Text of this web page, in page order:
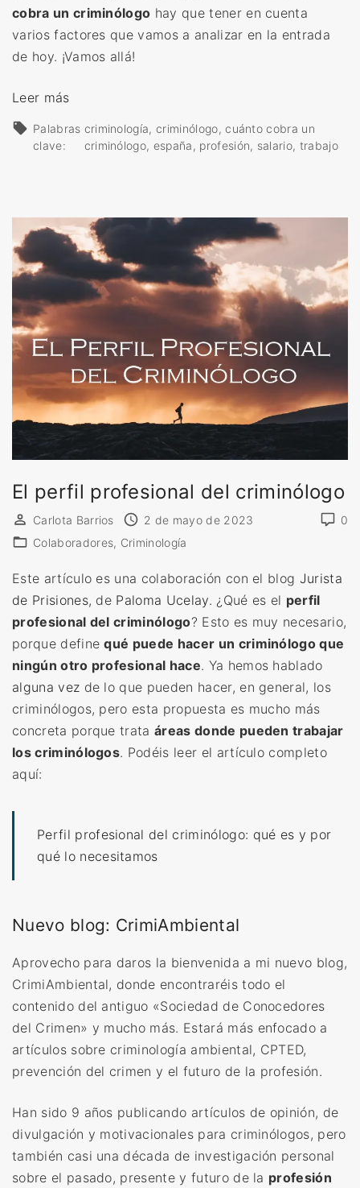
»
cobra un criminólogo hay que tener en cuenta
varios factores que vamos a analizar en la entrada
de hoy. ¡Vamos allá!
Leer más«
o
c
a
u
n
c
r
i
o
g
o
»
Palabras
clave:
criminología criminólogo cuánto cobra un
criminólogo españa profesión salario trabajo
El perfil profesional del criminólogo
0
Carlota Barrios
2 de mayo de 2023
Colaboradores Criminología
Este artículo es una colaboración con el blog Jurista
de Prisiones, de Paloma Ucelay. ¿Qué es el perfil
profesional del criminólogo? Esto es muy necesario,
porque definequé puede hacer un criminólogo que
ningún otro profesional hace. Ya hemos hablado
alguna vez de lo que pueden hacer, en general, los
criminólogos, pero esta propuesta es mucho más
concreta porque trataáreas donde pueden trabajar
los criminólogos. Podéis leer el artículo completo
aquí:
Perfil profesional del criminólogo: qué es y por
qué lo necesitamos
Nuevo blog: CrimiAmbiental
Aprovecho para daros la bienvenida a mi nuevo blog,
CrimiAmbiental, donde encontraréis todo el
contenido del antiguo «Sociedad de Conocedores
del Crimen» y mucho más. Estará más enfocado a
artículos sobre criminología ambiental, CPTED,
prevención del crimen y el futuro de la profesión.
Han sido 9 años publicando artículos de opinión, de
divulgación y motivacionales para criminólogos, pero
también casi una década de investigación personal
sobre el pasado, presente y futuro de la profesión